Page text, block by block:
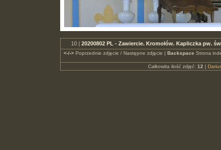
10 | 20200802 PL - Zawiercie. Kromołów. Kapliczka pw.
<-/->Poprzednie zdjęcie / Następne zdjęcie | Backspace Strona
Całkowita ilość zdjęć: 12 |